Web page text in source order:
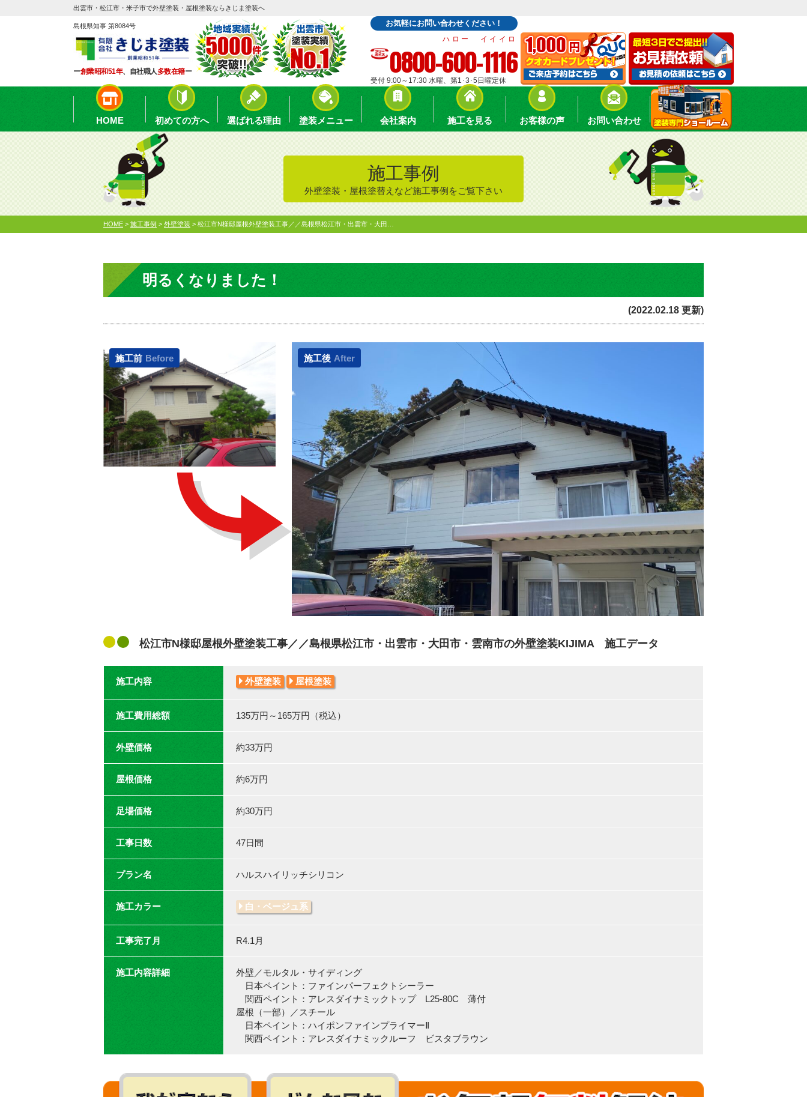
出雲市・松江市・米子市で外壁塗装・屋根塗装ならきじま塗装へ
島根県知事 第8084号
ー創業昭和51年、自社職人多数在籍ー
お気軽にお問い合わせください！
0800-600-1116
ハロー イイイロ
受付 9:00～17:30 水曜、第1･3･5日曜定休
HOME 初めての方へ 選ばれる理由 塗装メニュー 会社案内 施工を見る お客様の声 お問い合わせ
施工事例
外壁塗装・屋根塗替えなど施工事例をご覧下さい
HOME > 施工事例 > 外壁塗装 > 松江市N様邸屋根外壁塗装工事／／島根県松江市・出雲市・大田…
明るくなりました！
(2022.02.18 更新)
施工後 After
施工前 Before
松江市N様邸屋根外壁塗装工事／／島根県松江市・出雲市・大田市・雲南市の外壁塗装KIJIMA 施工データ
施工内容 外壁塗装 屋根塗装
施工費用総額 135万円～165万円（税込）
外壁価格 約33万円
屋根価格 約6万円
足場価格 約30万円
工事日数 47日間
プラン名 ハルスハイリッチシリコン
施工カラー 白・ベージュ系
工事完了月 R4.1月
施工内容詳細
外壁／モルタル・サイディング
日本ペイント：ファインパーフェクトシーラー
関西ペイント：アレスダイナミックトップ L25-80C 薄付
屋根（一部）／スチール
日本ペイント：ハイポンファインプライマーⅡ
関西ペイント：アレスダイナミックルーフ ビスタブラウン